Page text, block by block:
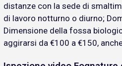
distanze con la sede di
di lavoro notturno o diurno;
Dimensione della fossa
aggirarsi da €100 a €150,